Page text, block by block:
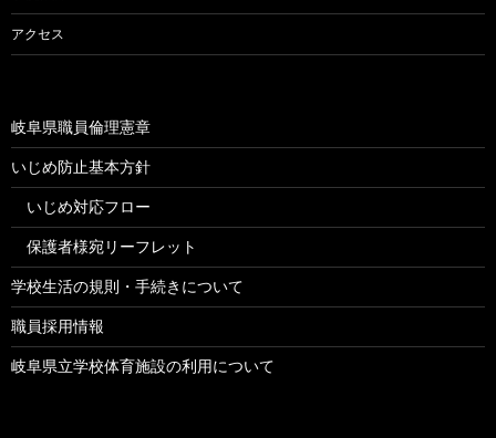
アクセス
岐阜県職員倫理憲章
いじめ防止基本方針
いじめ対応フロー
保護者様宛リーフレット
学校生活の規則・手続きについて
職員採用情報
岐阜県立学校体育施設の利用について